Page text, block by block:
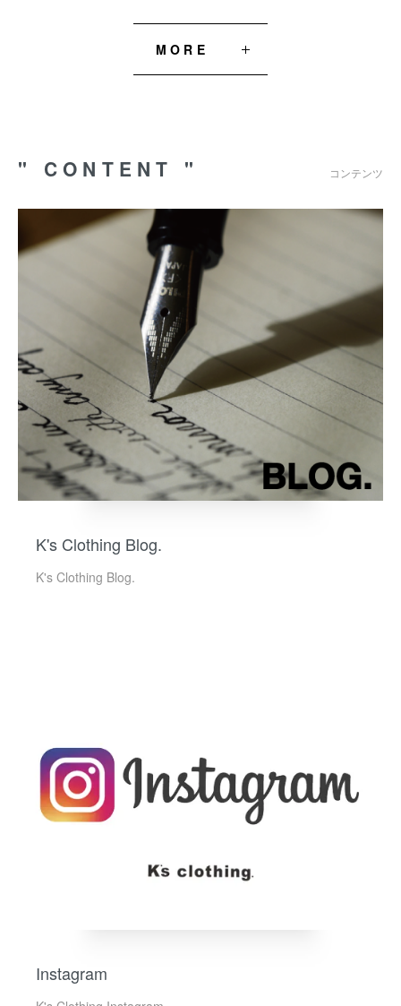
MORE
" CONTENT " コンテンツ
K's Clothing Blog.
K's Clothing Blog.
Instagram